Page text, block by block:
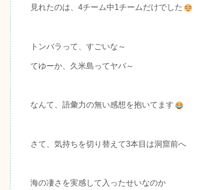
見れたのは、4チーム中1チームだけでした
トンバラって、すごいな～
てゆーか、久米島ってヤバ～
なんて、語彙力の無い感想を抱いてます
さて、気持ちを切り替えて3本目は洞窟前へ
海の凄さを実感して入ったせいなのか